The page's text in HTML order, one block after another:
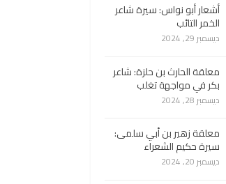
أشعار أبو نواس: سيرة شاعر
الخمر التائب
ديسمبر 29, 2024
معلقة الحارث بن حلزة: شاعر
بكر في مواجهة تغلب
ديسمبر 28, 2024
معلقة زهير بن أبي سلمى:
سيرة حكيم الشعراء
ديسمبر 20, 2024